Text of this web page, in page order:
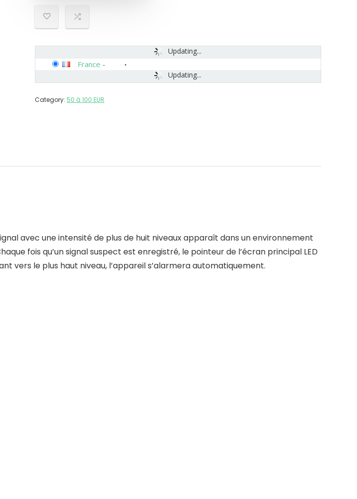
Updating...
Updating...
France -
Category: 50 à 100 EUR
avec une intensité de plus de huit niveaux apparaît dans un environnement
fois qu’un signal suspect est enregistré, le pointeur de l’écran principal LED
vers le plus haut niveau, l’appareil s’alarmera automatiquement.